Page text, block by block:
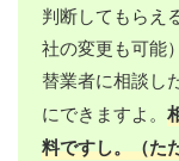
判断してもらえ
社の変更も可能
替業者に相談し
にできますよ。
料ですし。（た